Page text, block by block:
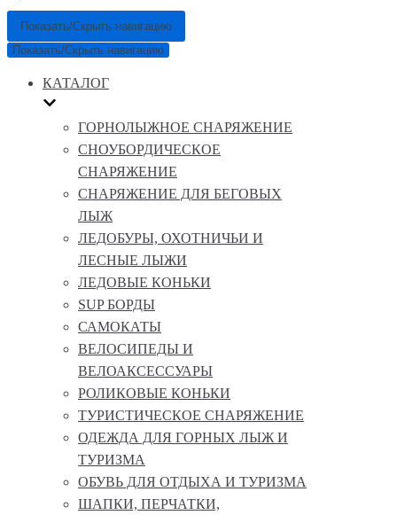
Показать/Скрыть навигацию
Показать/Скрыть навигацию
КАТАЛОГ
ГОРНОЛЫЖНОЕ СНАРЯЖЕНИЕ
СНОУБОРДИЧЕСКОЕ
СНАРЯЖЕНИЕ
СНАРЯЖЕНИЕ ДЛЯ БЕГОВЫХ
ЛЫЖ
ЛЕДОБУРЫ, ОХОТНИЧЬИ И
ЛЕСНЫЕ ЛЫЖИ
ЛЕДОВЫЕ КОНЬКИ
SUP БОРДЫ
САМОКАТЫ
ВЕЛОСИПЕДЫ И
ВЕЛОАКСЕССУАРЫ
РОЛИКОВЫЕ КОНЬКИ
ТУРИСТИЧЕСКОЕ СНАРЯЖЕНИЕ
ОДЕЖДА ДЛЯ ГОРНЫХ ЛЫЖ И
ТУРИЗМА
ОБУВЬ ДЛЯ ОТДЫХА И ТУРИЗМА
ШАПКИ, ПЕРЧАТКИ,